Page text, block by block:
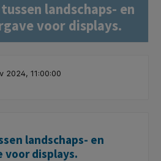
landschaps- en
voor displays.
2024, 11:00:00
landschaps- en
displays.